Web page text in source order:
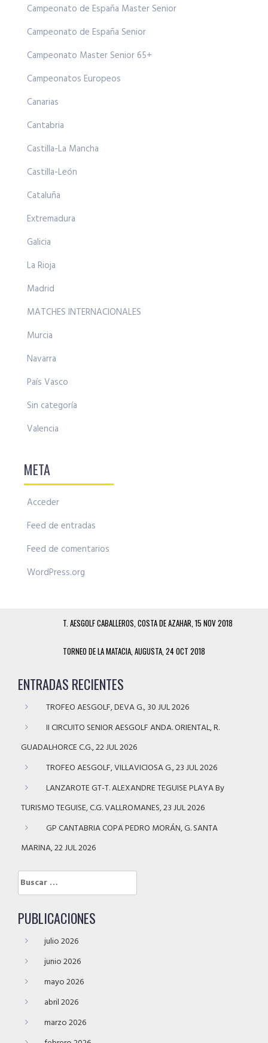
Campeonato de España Master Senior
Campeonato de España Senior
Campeonato Master Senior 65+
Campeonatos Europeos
Canarias
Cantabria
Castilla-La Mancha
Castilla-León
Cataluña
Extremadura
Galicia
La Rioja
Madrid
MATCHES INTERNACIONALES
Murcia
Navarra
País Vasco
Sin categoría
Valencia
META
Acceder
Feed de entradas
Feed de comentarios
WordPress.org
T. AESGOLF CABALLEROS, COSTA DE AZAHAR, 15 NOV 2018
TORNEO DE LA MATACIA, AUGUSTA, 24 OCT 2018
ENTRADAS RECIENTES
TROFEO AESGOLF, DEVA G., 30 JUL 2026
II CIRCUITO SENIOR AESGOLF ANDA. ORIENTAL, R.
GUADALHORCE C.G., 22 JUL 2026
TROFEO AESGOLF, VILLAVICIOSA G., 23 JUL 2026
LANZAROTE GT-T. ALEXANDRE TEGUISE PLAYA By
TURISMO TEGUISE, C.G. VALLROMANES, 23 JUL 2026
GP CANTABRIA COPA PEDRO MORÁN, G. SANTA
MARINA, 22 JUL 2026
Buscar:
PUBLICACIONES
julio 2026
junio 2026
mayo 2026
abril 2026
marzo 2026